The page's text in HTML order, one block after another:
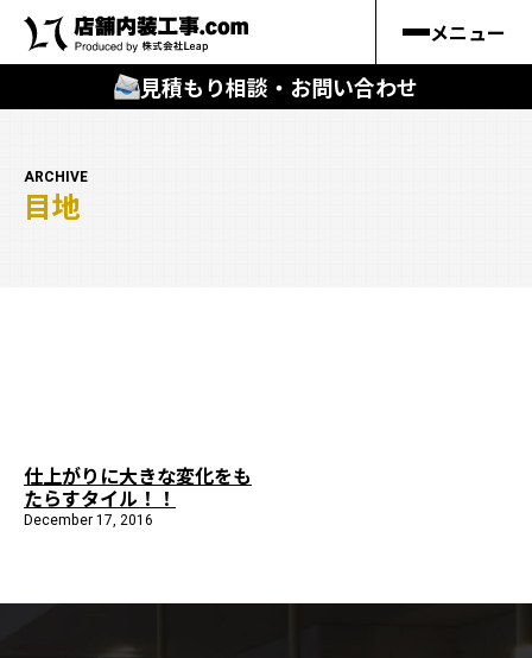
メニュー
見積もり相談・お問い合わせ
はじめての方
店舗内装工事.comの強み
ARCHIVE
目地
仕上がりに大きな変化をも
たらすタイル！！
December 17, 2016